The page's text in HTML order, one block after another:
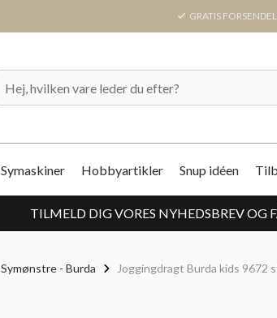
GRATIS
Symaskiner Hobbyartikler Snup idéen
TILMELD DIG VORES NYHEDSBREV OG
Symønstre - Burda Joggingdragt Burda kids 9672